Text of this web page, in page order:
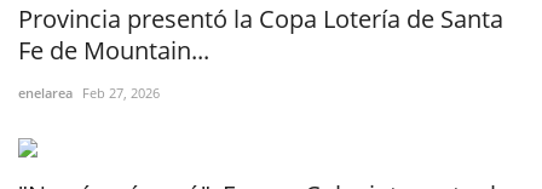
Provincia presentó la Copa Lotería de Santa
Fe de Mountain...
enelarea Feb 27, 2026